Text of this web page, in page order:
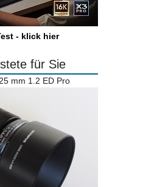
- klick hier
für Sie
mm 1.2 ED Pro